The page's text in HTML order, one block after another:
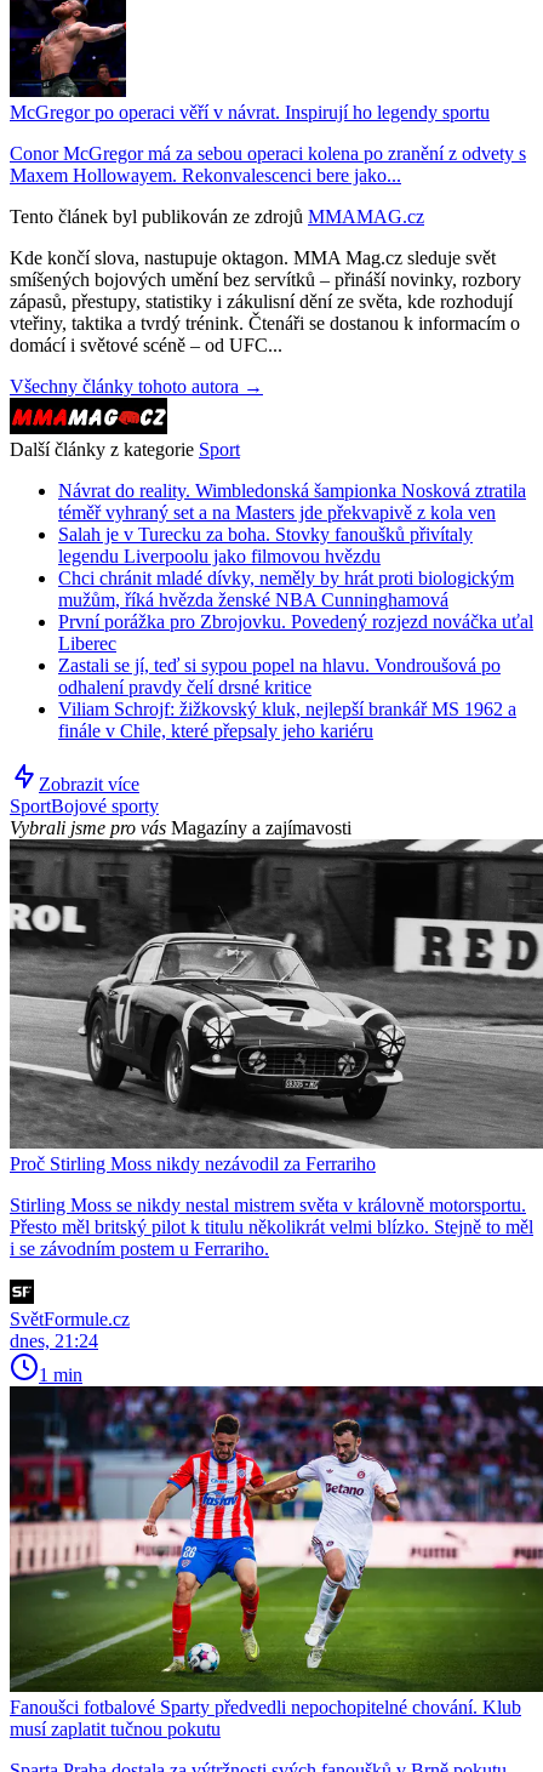
McGregor po operaci věří v návrat. Inspirují ho legendy sportu
Conor McGregor má za sebou operaci kolena po zranění z odvety s
Maxem Hollowayem. Rekonvalescenci bere jako...
Tento článek byl publikován ze zdrojů MMAMAG.cz
Kde končí slova, nastupuje oktagon. MMA Mag.cz sleduje svět
smíšených bojových umění bez servítků – přináší novinky, rozbory
zápasů, přestupy, statistiky i zákulisní dění ze světa, kde rozhodují
vteřiny, taktika a tvrdý trénink. Čtenáři se dostanou k informacím o
domácí i světové scéně – od UFC...
Všechny články tohoto autora →
Další články z kategorie Sport
Návrat do reality. Wimbledonská šampionka Nosková ztratila
téměř vyhraný set a na Masters jde překvapivě z kola ven
Salah je v Turecku za boha. Stovky fanoušků přivítaly
legendu Liverpoolu jako filmovou hvězdu
Chci chránit mladé dívky, neměly by hrát proti biologickým
mužům, říká hvězda ženské NBA Cunninghamová
První porážka pro Zbrojovku. Povedený rozjezd nováčka uťal
Liberec
Zastali se jí, teď si sypou popel na hlavu. Vondroušová po
odhalení pravdy čelí drsné kritice
Viliam Schrojf: žižkovský kluk, nejlepší brankář MS 1962 a
finále v Chile, které přepsaly jeho kariéru
Zobrazit více
SportBojové sporty
Vybrali jsme pro vás Magazíny a zajímavosti
Proč Stirling Moss nikdy nezávodil za Ferrariho
Stirling Moss se nikdy nestal mistrem světa v královně motorsportu.
Přesto měl britský pilot k titulu několikrát velmi blízko. Stejně to měl
i se závodním postem u Ferrariho.
SvětFormule.cz
dnes, 21:24
1 min
Fanoušci fotbalové Sparty předvedli nepochopitelné chování. Klub
musí zaplatit tučnou pokutu